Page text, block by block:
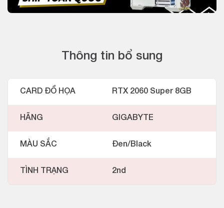
Thông tin bổ sung
CARD ĐỒ HỌA RTX 2060 Super 8GB
HÃNG GIGABYTE
MÀU SẮC Đen/Black
TÌNH TRẠNG 2nd